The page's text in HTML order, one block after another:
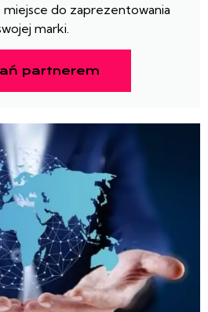
miejsce do zaprezentowania
marki.
partnerem